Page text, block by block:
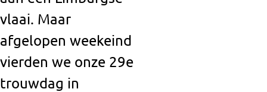
vlaai. Maar
afgelopen weekeind
vierden we onze 29e
trouwdag in